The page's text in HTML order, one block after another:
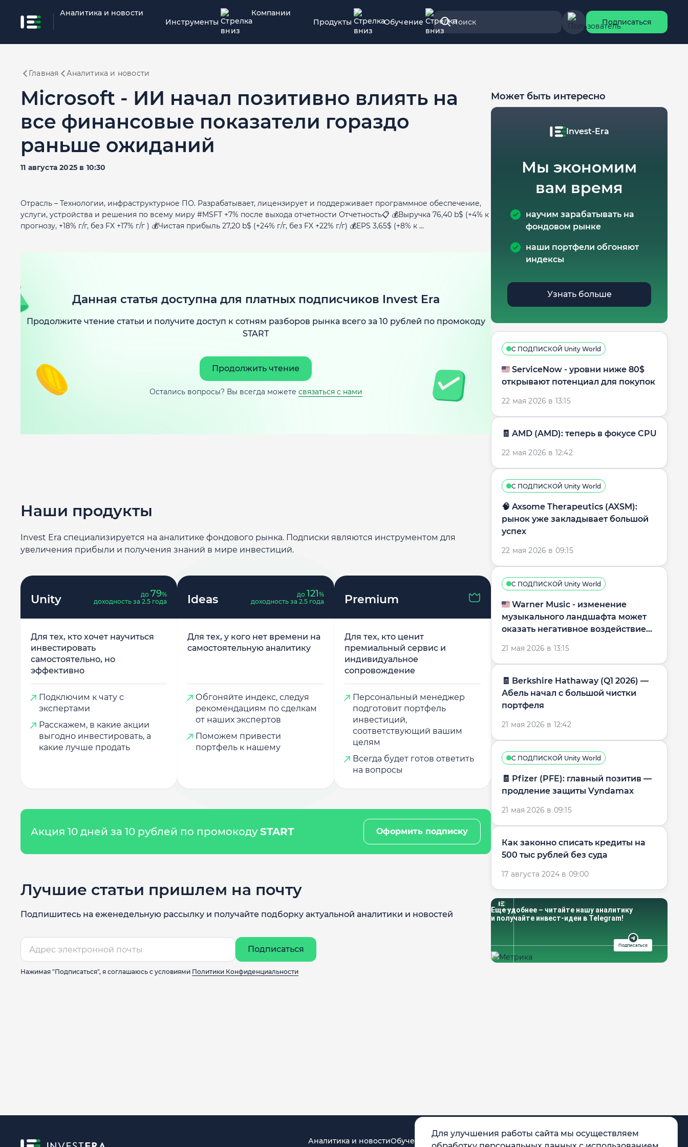
Аналитика и новости
Инструменты
Компании
Продукты
Обучение Поиск Подписаться
Для улучшения работы сайта мы осуществляем
Главная Аналитика и новости
Microsoft - ИИ начал позитивно влиять на
все финансовые показатели гораздо
раньше ожиданий
11 августа 2025 в 10:30
Отрасль – Технологии, инфраструктурное ПО. Разрабатывает, лицензирует и поддерживает программное обеспечение,
услуги, устройства и решения по всему миру #MSFT +7% после выхода отчетности Отчетность📋 💰Выручка 76,40 b$ (+4% к
прогнозу, +18% г/г, без FX +17% г/г ) 💰Чистая прибыль 27,20 b$ (+24% г/г, без FX +22% г/г) 💰EPS 3,65$ (+8% к ...
Данная статья доступна для платных подписчиков Invest Era
Продолжите чтение статьи и получите доступ к сотням разборов рынка всего за 10 рублей по промокоду
START
Продолжить чтение
Остались вопросы? Вы всегда можете связаться с нами
Наши продукты
Invest Era специализируется на аналитике фондового рынка. Подписки являются инструментом для
увеличения прибыли и получения знаний в мире инвестиций.
Unity до79%
доходность за 2.5 года
Для тех, кто хочет научиться
инвестировать
самостоятельно, но
эффективно
Подключим к чату с
экспертами
Расскажем, в какие акции
выгодно инвестировать, а
какие лучше продать
Ideas до 121%
доходность за 2.5 года
Для тех, у кого нет времени на
самостоятельную аналитику
Обгоняйте индекс, следуя
рекомендациям по сделкам
от наших экспертов
Поможем привести
портфель к нашему
Premium
Для тех, кто ценит
премиальный сервис и
индивидуальное
сопровождение
Персональный менеджер
подготовит портфель
инвестиций,
соответствующий вашим
целям
Всегда будет готов ответить
на вопросы
Акция 10 дней за 10 рублей по промокодуSTART Оформить подписку
Лучшие статьи пришлем на почту
Подпишитесь на еженедельную рассылку и получайте подборку актуальной аналитики и новостей
Подписаться
Нажимая "Подписаться", я соглашаюсь с условиями Политики Конфиденциальности
Может быть интересно
Invest-Era
Мы экономим
вам время
научим зарабатывать на
фондовом рынке
наши портфели обгоняют
индексы
Узнать больше
С ПОДПИСКОЙ Unity World
🇺🇸 ServiceNow - уровни ниже 80$
открывают потенциал для покупок
22 мая 2026 в 13:15
🧾 AMD (AMD): теперь в фокусе CPU
22 мая 2026 в 12:42
С ПОДПИСКОЙ Unity World
🧠 Axsome Therapeutics (AXSM):
рынок уже закладывает большой
успех
22 мая 2026 в 09:15
С ПОДПИСКОЙ Unity World
🇺🇸 Warner Music - изменение
музыкального ландшафта может
оказать негативное воздействие
21 мая 2026 в 13:15
🧾 Berkshire Hathaway (Q1 2026) —
Абель начал с большой чистки
портфеля
21 мая 2026 в 12:42
С ПОДПИСКОЙ Unity World
🧾 Pfizer (PFE): главный позитив —
продление защиты Vyndamax
21 мая 2026 в 09:15
Как законно списать кредиты на
500 тыс рублей без суда
17 августа 2024 в 09:00
Еще удобнее – читайте нашу аналитику
и получайте инвест-идеи в Telegram!
Подписаться
Аналитика и новостиОбучение